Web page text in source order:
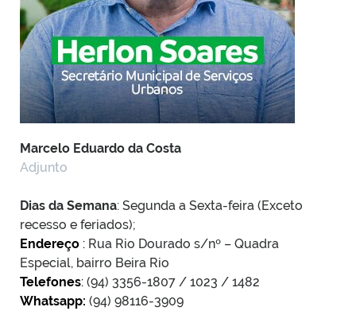
Marcelo Eduardo da Costa
Adjunto
Dias da Semana: Segunda a Sexta-feira (Exceto
recesso e feriados);
Endereço : Rua Rio Dourado s/nº – Quadra
Especial, bairro Beira Rio
Telefones: (94) 3356-1807 / 1023 / 1482
Whatsapp: (94) 98116-3909